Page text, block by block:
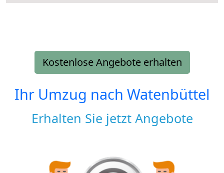
Kostenlose Angebote erhalten
Ihr Umzug nach Watenbüttel
Erhalten Sie jetzt Angebote